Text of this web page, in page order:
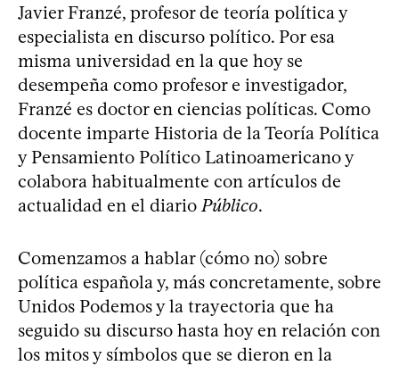
Javier Franzé, profesor de teoría política y
especialista en discurso político. Por esa
misma universidad en la que hoy se
desempeña como profesor e investigador,
Franzé es doctor en ciencias políticas. Como
docente imparte Historia de la Teoría Política
y Pensamiento Político Latinoamericano y
colabora habitualmente con artículos de
actualidad en el diario Público.
Comenzamos a hablar (cómo no) sobre
política española y, más concretamente, sobre
Unidos Podemos y la trayectoria que ha
seguido su discurso hasta hoy en relación con
los mitos y símbolos que se dieron en la